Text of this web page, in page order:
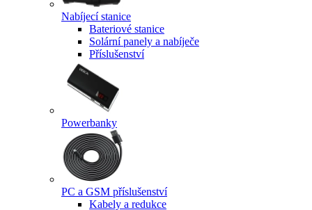
Nabíjecí stanice
Bateriové stanice
Solární panely a nabíječe
Příslušenství
Powerbanky
PC a GSM příslušenství
Kabely a redukce